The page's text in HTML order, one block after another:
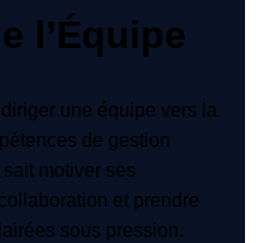
l’Équipe
une équipe vers la
de gestion
motiver ses
et prendre
sous pression.